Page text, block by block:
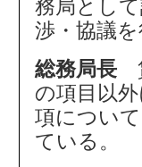
務局とし
渉・協議
総務局長
の項目以
項につい
ている。